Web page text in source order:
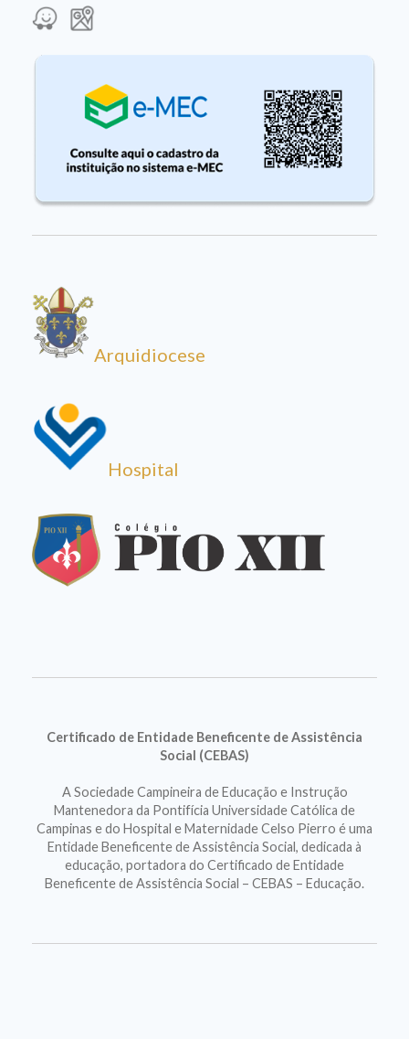
Arquidiocese
Hospital
Certificado de Entidade Beneficente de Assistência
Social (CEBAS)
A Sociedade Campineira de Educação e Instrução
Mantenedora da Pontifícia Universidade Católica de
Campinas e do Hospital e Maternidade Celso Pierro é uma
Entidade Beneficente de Assistência Social, dedicada à
educação, portadora do Certificado de Entidade
Beneficente de Assistência Social – CEBAS – Educação.